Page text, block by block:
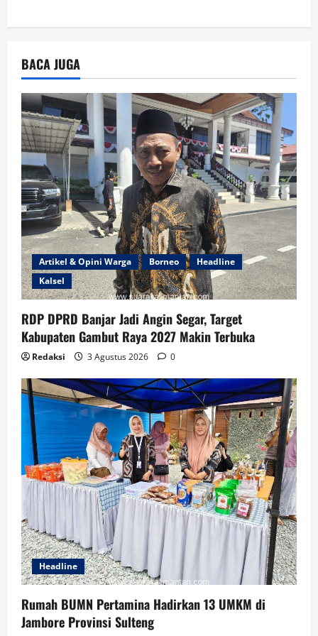
BACA JUGA
Artikel & Opini Warga Borneo
Headline
Kalsel
RDP DPRD Banjar Jadi Angin Segar, Target
Kabupaten Gambut Raya 2027 Makin Terbuka
Redaksi 3 Agustus 2026 0
Headline
Rumah BUMN Pertamina Hadirkan 13 UMKM di
Jambore Provinsi Sulteng